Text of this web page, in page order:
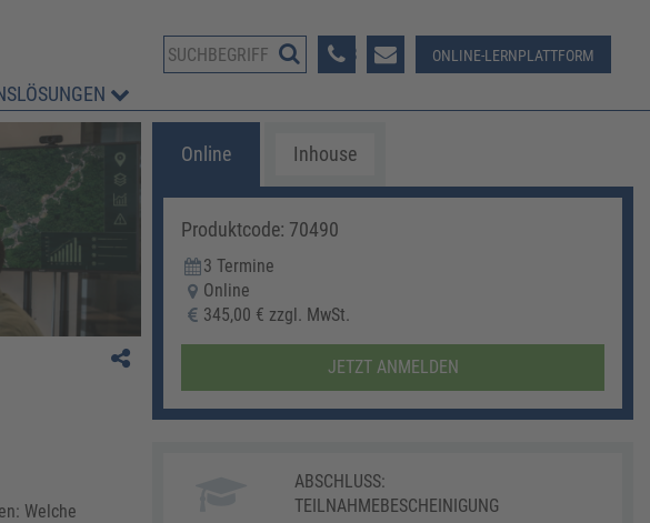
08233 381-123 ONLINE-LERNPLATTFORM
Welche
Online Inhouse
Produktcode: 70490
3 Termine
Online
345,00 € zzgl. MwSt.
JETZT ANMELDEN
ABSCHLUSS:
TEILNAHMEBESCHEINIGUNG